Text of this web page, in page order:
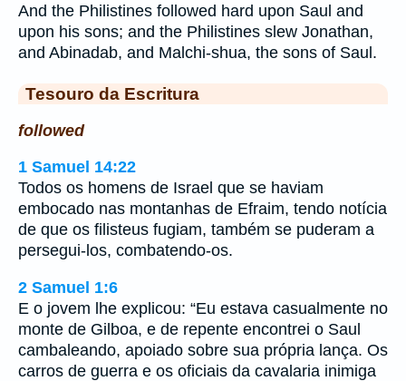
And the Philistines followed hard upon Saul and
upon his sons; and the Philistines slew Jonathan,
and Abinadab, and Malchi-shua, the sons of Saul.
Tesouro da Escritura
followed
1 Samuel 14:22
Todos os homens de Israel que se haviam
embocado nas montanhas de Efraim, tendo notícia
de que os filisteus fugiam, também se puderam a
persegui-los, combatendo-os.
2 Samuel 1:6
E o jovem lhe explicou: “Eu estava casualmente no
monte de Gilboa, e de repente encontrei o Saul
cambaleando, apoiado sobre sua própria lança. Os
carros de guerra e os oficiais da cavalaria inimiga